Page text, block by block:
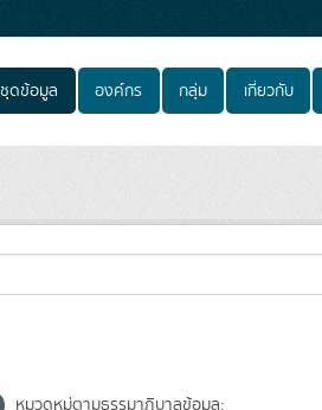
ชุดข้อมูล องค์กร กลุ่ม เกี่ยวกับ
หมวดหมู่ตามธรรมาภิบาลข้อมูล: